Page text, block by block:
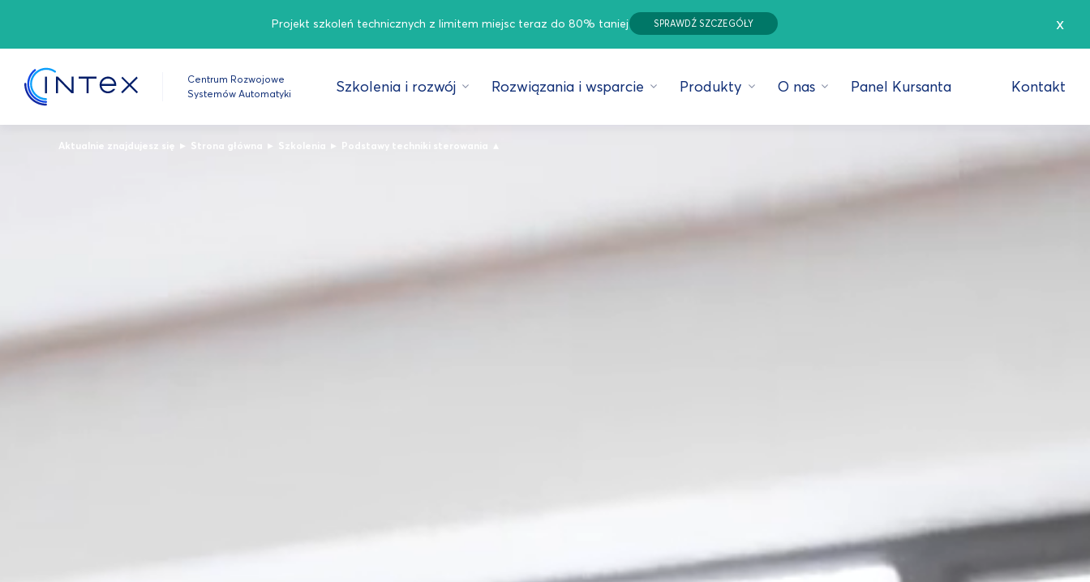
Projekt szkoleń technicznych z limitem miejsc teraz do 80% taniej SPRAWDŹ SZCZEGÓŁY x
Centrum Rozwojowe
Systemów Automatyki
Szkolenia i rozwój Rozwiązania i wsparcie Produkty O nas Panel Kursanta Kontakt
Aktualnie znajdujesz się ▸ Strona główna ▸ Szkolenia ▸ Podstawy techniki sterowania